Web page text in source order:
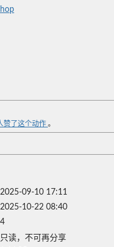
赞了这个动作 。
2025-09-10 17:11
2025-10-22 08:40
4
只读，不可再分享